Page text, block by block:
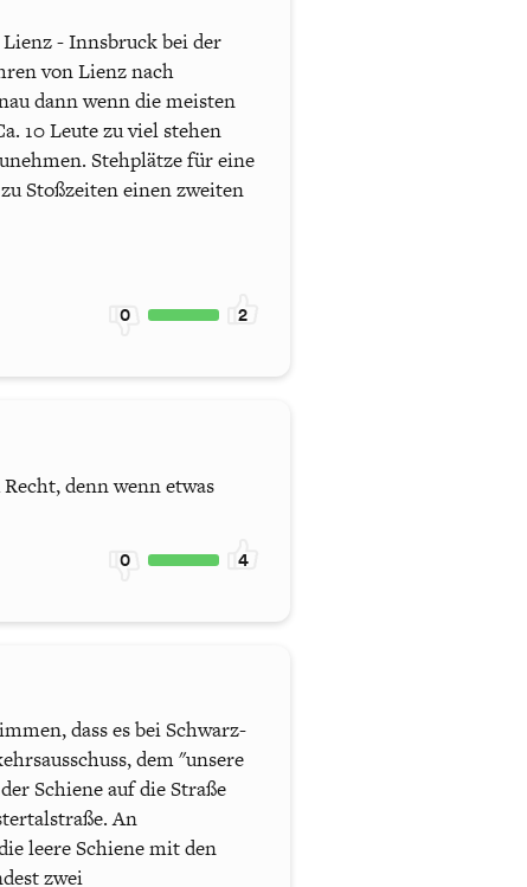
- Innsbruck bei der
von Lienz nach
dann wenn die meisten
10 Leute zu viel stehen
Stehplätze für eine
Stoßzeiten einen zweiten
0 2
denn wenn etwas
0 4
dass es bei Schwarz-
dem "unsere
Schiene auf die Straße
An
leere Schiene mit den
zwei